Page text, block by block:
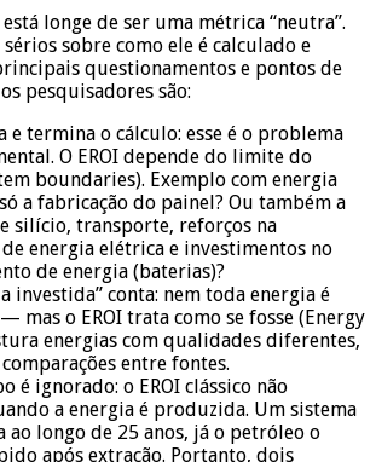
longe de ser uma métrica “neutra”.
sobre como ele é calculado e
questionamentos e pontos de
pesquisadores são:
e termina o cálculo: esse é o problema
O EROI depende do limite do
boundaries). Exemplo com energia
a fabricação do painel? Ou também a
silício, transporte, reforços na
energia elétrica e investimentos no
de energia (baterias)?
investida” conta: nem toda energia é
mas o EROI trata como se fosse (Energy
energias com qualidades diferentes,
entre fontes.
é ignorado: o EROI clássico não
a energia é produzida. Um sistema
ao longo de 25 anos, já o petróleo o
após extração. Portanto, dois